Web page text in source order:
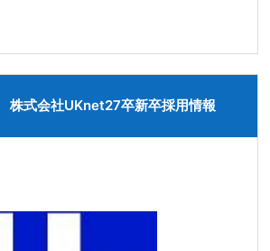
株式会社UKnet27卒新卒採用情報